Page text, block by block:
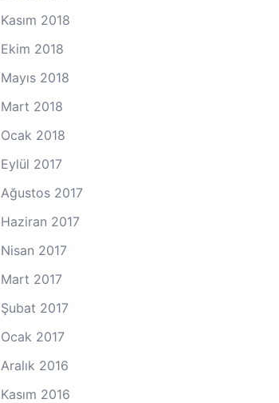
Kasım 2018
Ekim 2018
Mayıs 2018
Mart 2018
Ocak 2018
Eylül 2017
Ağustos 2017
Haziran 2017
Nisan 2017
Mart 2017
Şubat 2017
Ocak 2017
Aralık 2016
Kasım 2016